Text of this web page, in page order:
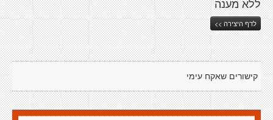
ללא מענה
לדף היצירה >>
קישורים שאקח עימי